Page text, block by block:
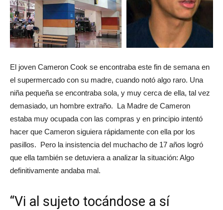
El joven Cameron Cook se encontraba este fin de semana en
el supermercado con su madre, cuando notó algo raro. Una
niña pequeña se encontraba sola, y muy cerca de ella, tal vez
demasiado, un hombre extraño. La Madre de Cameron
estaba muy ocupada con las compras y en principio intentó
hacer que Cameron siguiera rápidamente con ella por los
pasillos. Pero la insistencia del muchacho de 17 años logró
que ella también se detuviera a analizar la situación: Algo
definitivamente andaba mal.
“Vi al sujeto tocándose a sí